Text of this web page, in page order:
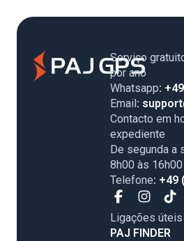
Serviço
por ano
Whatsapp:
Email :
Contacto em
expediente
De segunda a
8h00 às 16h00
Telefone: +49
Ligações úteis
PAJ FINDER